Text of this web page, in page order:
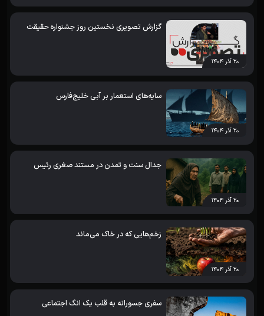
۲۰ آذر ۱۴۰۴
گزارش تصویری نخستین روز جشنواره حقیقت
۲۰ آذر ۱۴۰۴
سایه‌های استعمار بر آبی خلیج‌فارس
۲۰ آذر ۱۴۰۴
جدال سنت و تمدن در مستند صغری رئیس
۲۰ آذر ۱۴۰۴
زخم‌هایی که در خاک می‌ماند
سفری جسورانه به قلب یک انگ اجتماعی